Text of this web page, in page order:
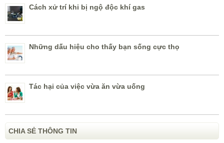
Cách xử trí khi bị ngộ độc khí gas
Những dấu hiệu cho thấy bạn sống cực thọ
Tác hại của việc vừa ăn vừa uống
CHIA SẺ THÔNG TIN